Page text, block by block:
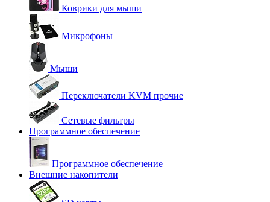
Коврики для мыши
Микрофоны
Мыши
Переключатели KVM прочие
Сетевые фильтры
Программное обеспечение
Программное обеспечение
Внешние накопители